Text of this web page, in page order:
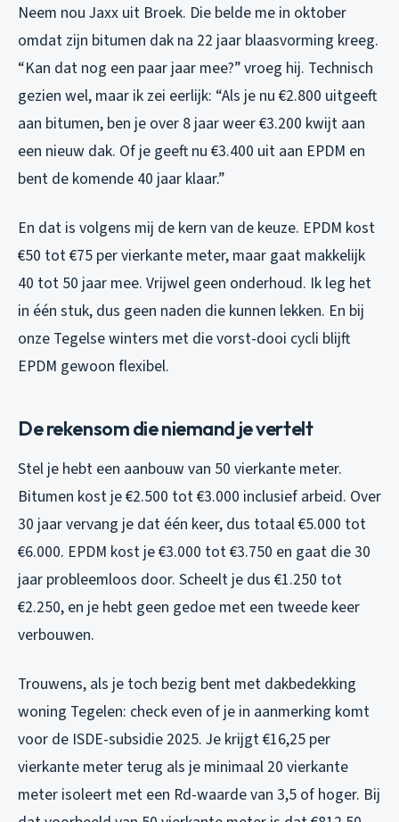
Neem nou Jaxx uit Broek. Die belde me in oktober
omdat zijn bitumen dak na 22 jaar blaasvorming kreeg.
“Kan dat nog een paar jaar mee?” vroeg hij. Technisch
gezien wel, maar ik zei eerlijk: “Als je nu €2.800 uitgeeft
aan bitumen, ben je over 8 jaar weer €3.200 kwijt aan
een nieuw dak. Of je geeft nu €3.400 uit aan EPDM en
bent de komende 40 jaar klaar.”
En dat is volgens mij de kern van de keuze. EPDM kost
€50 tot €75 per vierkante meter, maar gaat makkelijk
40 tot 50 jaar mee. Vrijwel geen onderhoud. Ik leg het
in één stuk, dus geen naden die kunnen lekken. En bij
onze Tegelse winters met die vorst-dooi cycli blijft
EPDM gewoon flexibel.
De rekensom die niemand je vertelt
Stel je hebt een aanbouw van 50 vierkante meter.
Bitumen kost je €2.500 tot €3.000 inclusief arbeid. Over
30 jaar vervang je dat één keer, dus totaal €5.000 tot
€6.000. EPDM kost je €3.000 tot €3.750 en gaat die 30
jaar probleemloos door. Scheelt je dus €1.250 tot
€2.250, en je hebt geen gedoe met een tweede keer
verbouwen.
Trouwens, als je toch bezig bent met dakbedekking
woning Tegelen: check even of je in aanmerking komt
voor de ISDE-subsidie 2025. Je krijgt €16,25 per
vierkante meter terug als je minimaal 20 vierkante
meter isoleert met een Rd-waarde van 3,5 of hoger. Bij